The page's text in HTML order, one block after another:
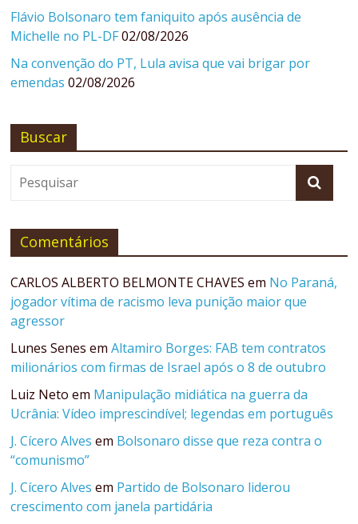
Flávio Bolsonaro tem faniquito após ausência de
Michelle no PL-DF02/08/2026
Na convenção do PT, Lula avisa que vai brigar por
emendas 02/08/2026
Buscar
Comentários
CARLOS ALBERTO BELMONTE CHAVES em No Paraná,
jogador vítima de racismo leva punição maior que
agressor
Lunes Senes emAltamiro Borges: FAB tem contratos
milionários com firmas de Israel após o 8 de outubro
Luiz Neto em Manipulação midiática na guerra da
Ucrânia: Vídeo imprescindível; legendas em português
J. Cícero Alves em Bolsonaro disse que reza contra o
“comunismo”
J. Cícero Alves em Partido de Bolsonaro liderou
crescimento com janela partidária